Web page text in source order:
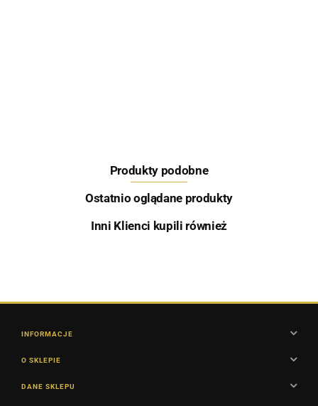
Skretting
Produkty podobne
Ostatnio oglądane produkty
Inni Klienci kupili również
INFORMACJE
O SKLEPIE
DANE SKLEPU